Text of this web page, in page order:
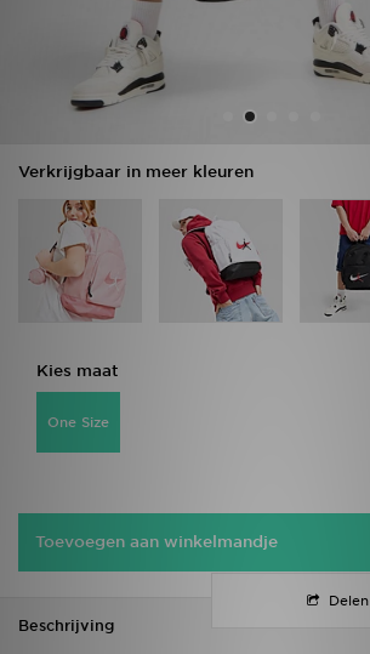
Verkrijgbaar in meer kleuren
Kies maat
One Size
Toevoegen aan winkelmandje
Delen
Beschrijving
Vacatures